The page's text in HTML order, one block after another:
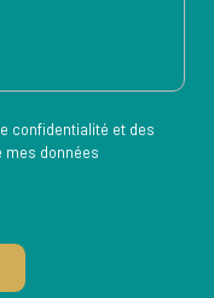
confidentialité et des
mes données